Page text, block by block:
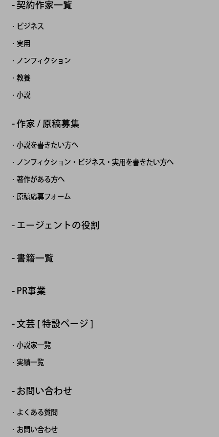
契約作家一覧
ビジネス
実用
ノンフィクション
教養
小説
作家 / 原稿募集
小説を書きたい方へ
ノンフィクション・ビジネス・実用を書きたい方へ
著作がある方へ
原稿応募フォーム
エージェントの役割
書籍一覧
PR事業
文芸 [ 特設ページ ]
小説家一覧
実績一覧
お問い合わせ
よくある質問
お問い合わせ